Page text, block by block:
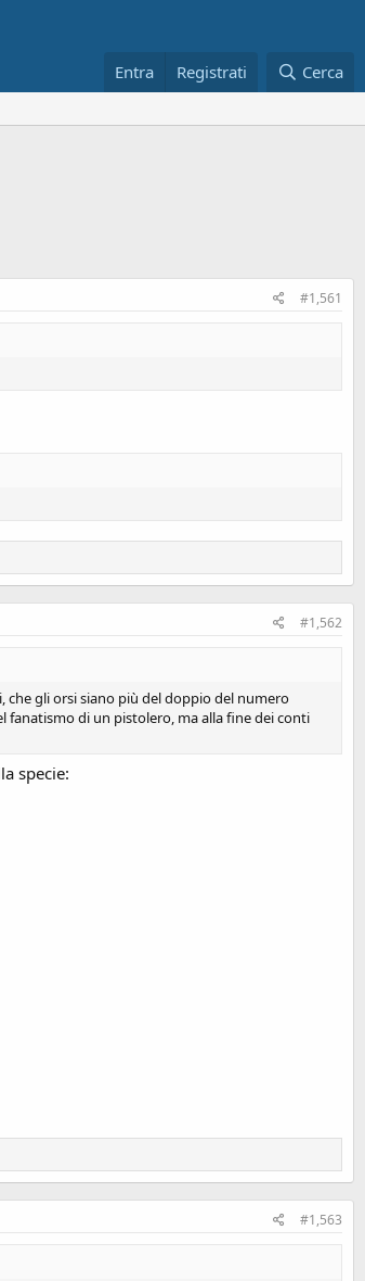
Entra Registrati Cerca
#1,561
#1,562
che gli orsi siano più del doppio del numero
fanatismo di un pistolero, ma alla fine dei conti
specie:
#1,563